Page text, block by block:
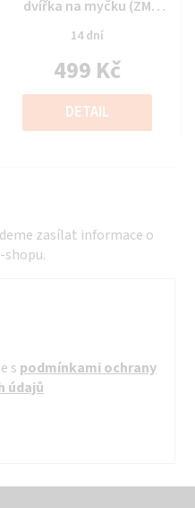
hodnocení
produktu
je
0,0
5
dvířka na myčku (ZM
713x446)
14 dní
499 Kč
Měrná
cena:
DETAIL
zasílat informace o
shopu.
s podmínkami ochrany
údajů